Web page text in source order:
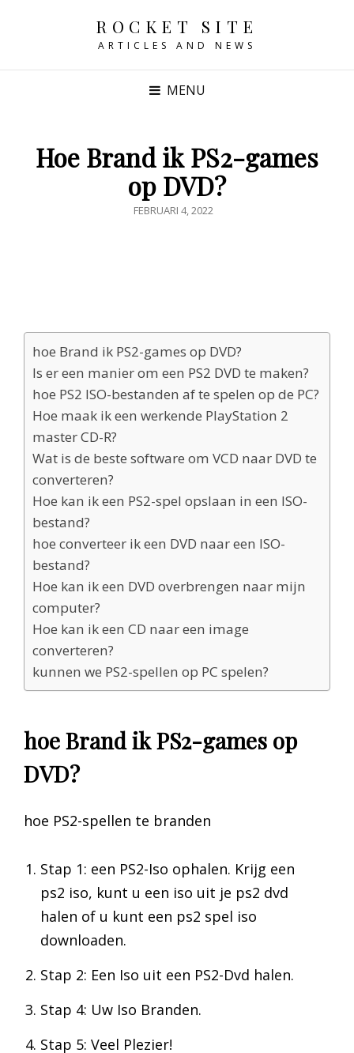
ROCKET SITE
ARTICLES AND NEWS
MENU
Hoe Brand ik PS2-games
op DVD?
GEPUBLICEERD
FEBRUARI 4, 2022
hoe Brand ik PS2-games op DVD?
Is er een manier om een PS2 DVD te maken?
hoe PS2 ISO-bestanden af te spelen op de PC?
Hoe maak ik een werkende PlayStation 2
master CD-R?
Wat is de beste software om VCD naar DVD te
converteren?
Hoe kan ik een PS2-spel opslaan in een ISO-
bestand?
hoe converteer ik een DVD naar een ISO-
bestand?
Hoe kan ik een DVD overbrengen naar mijn
computer?
Hoe kan ik een CD naar een image
converteren?
kunnen we PS2-spellen op PC spelen?
hoe Brand ik PS2-games op
DVD?
hoe PS2-spellen te branden
Stap 1: een PS2-Iso ophalen. Krijg een
ps2 iso, kunt u een iso uit je ps2 dvd
halen of u kunt een ps2 spel iso
downloaden.
Stap 2: Een Iso uit een PS2-Dvd halen.
Stap 4: Uw Iso Branden.
Stap 5: Veel Plezier!